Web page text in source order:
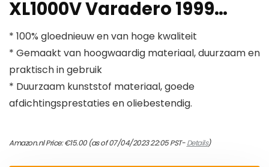
XL1000V Varadero 1999…
* 100% gloednieuw en van hoge kwaliteit
* Gemaakt van hoogwaardig materiaal, duurzaam en
praktisch in gebruik
* Duurzaam kunststof materiaal, goede
afdichtingsprestaties en oliebestendig.
Amazon.nl Price:€15.00(as of 07/04/2023 22:05 PST-Details)